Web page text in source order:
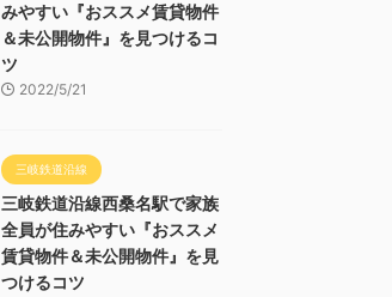
みやすい『おススメ賃貸物件
＆未公開物件』を見つけるコ
ツ
2022/5/21
三岐鉄道沿線
三岐鉄道沿線西桑名駅で家族
全員が住みやすい『おススメ
賃貸物件＆未公開物件』を見
つけるコツ